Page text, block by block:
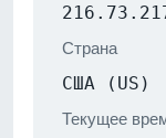
Страна
США (US)
Текущее